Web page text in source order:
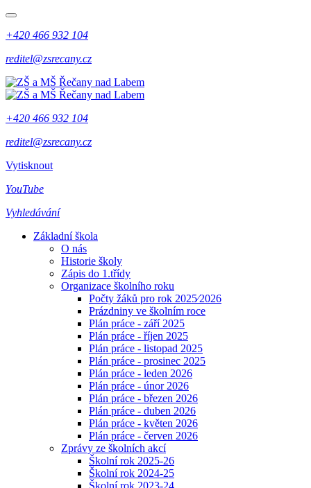
+420 466 932 104
reditel@zsrecany.cz
+420 466 932 104
reditel@zsrecany.cz
Vytisknout
YouTube
Vyhledávání
Základní škola
O nás
Historie školy
Zápis do 1.třídy
Organizace školního roku
Počty žáků pro rok 2025⁄2026
Prázdniny ve školním roce
Plán práce - září 2025
Plán práce - říjen 2025
Plán práce - listopad 2025
Plán práce - prosinec 2025
Plán práce - leden 2026
Plán práce - únor 2026
Plán práce - březen 2026
Plán práce - duben 2026
Plán práce - květen 2026
Plán práce - červen 2026
Zprávy ze školních akcí
Školní rok 2025-26
Školní rok 2024-25
Školní rok 2023-24